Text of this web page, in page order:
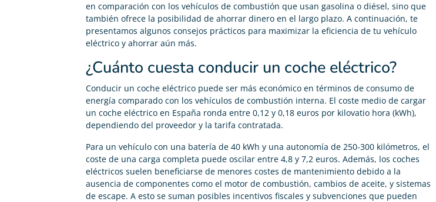
en comparación con los vehículos de combustión que usan gasolina o diésel, sino que
también ofrece la posibilidad de ahorrar dinero en el largo plazo. A continuación, te
presentamos algunos consejos prácticos para maximizar la eficiencia de tu vehículo
eléctrico y ahorrar aún más.
¿Cuánto cuesta conducir un coche eléctrico?
Conducir un coche eléctrico puede ser más económico en términos de consumo de
energía comparado con los vehículos de combustión interna. El coste medio de cargar
un coche eléctrico en España ronda entre 0,12 y 0,18 euros por kilovatio hora (kWh),
dependiendo del proveedor y la tarifa contratada.
Para un vehículo con una batería de 40 kWh y una autonomía de 250-300 kilómetros, el
coste de una carga completa puede oscilar entre 4,8 y 7,2 euros. Además, los coches
eléctricos suelen beneficiarse de menores costes de mantenimiento debido a la
ausencia de componentes como el motor de combustión, cambios de aceite, y sistemas
de escape. A esto se suman posibles incentivos fiscales y subvenciones que pueden